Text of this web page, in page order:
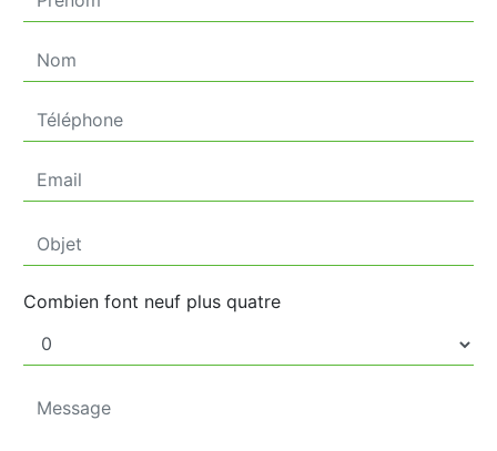
Combien font neuf plus quatre